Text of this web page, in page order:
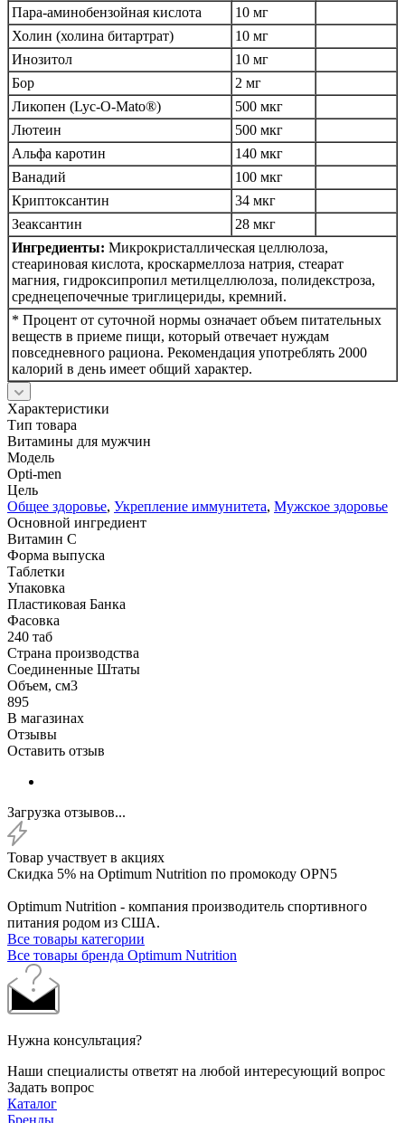
Пара-аминобензойная кислота
10 мг
Холин (холина битартрат)
10 мг
Инозитол
10 мг
Бор
2 мг
Ликопен (Lyc-O-Mato®)
500 мкг
Лютеин
500 мкг
Альфа каротин
140 мкг
Ванадий
100 мкг
Криптоксантин
34 мкг
Зеаксантин
28 мкг
Ингредиенты: Микрокристаллическая целлюлоза,
стеариновая кислота, кроскармеллоза натрия, стеарат
магния, гидроксипропил метилцеллюлоза, полидекстроза,
среднецепочечные триглицериды, кремний.
* Процент от суточной нормы означает объем питательных
веществ в приеме пищи, который отвечает нуждам
повседневного рациона. Рекомендация употреблять 2000
калорий в день имеет общий характер.
Характеристики
Тип товара
Витамины для мужчин
Модель
Opti-men
Цель
Общее здоровье, Укрепление иммунитета, Мужское здоровье
Основной ингредиент
Витамин С
Форма выпуска
Таблетки
Упаковка
Пластиковая Банка
Фасовка
240 таб
Страна производства
Соединенные Штаты
Объем, см3
895
В магазинах
Отзывы
Оставить отзыв
Загрузка отзывов...
Товар участвует в акциях
Скидка 5% на Optimum Nutrition по промокоду OPN5
Optimum Nutrition - компания производитель спортивного
питания родом из США.
Все товары категории
Все товары бренда Optimum Nutrition
Нужна консультация?
Наши специалисты ответят на любой интересующий вопрос
Задать вопрос
Каталог
Бренды